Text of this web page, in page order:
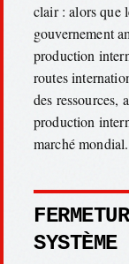
clair : alors que
gouvernement
production
routes
des ressources,
production
marché mondial.
SYSTÈME